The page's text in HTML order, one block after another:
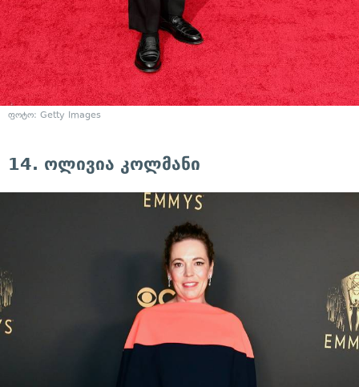
ფოტო: Getty Images
14. ოლივია კოლმანი